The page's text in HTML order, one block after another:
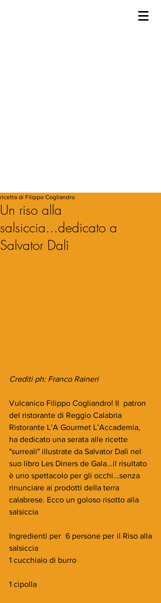
Un riso alla
salsiccia...dedicato a
Salvator Dalì
ricetta di Filippo Cogliandro
Crediti ph: Franco Raineri
Vulcanico Filippo Cogliandro! Il  patron
del ristorante di Reggio Calabria
Ristorante L’A Gourmet L’Accademia,
ha dedicato una serata alle ricette
"surreali" illustrate da Salvator Dalì nel
suo libro Les Diners de Gala...il risultato
è uno spettacolo per gli occhi...senza
rinunciare ai prodotti della terra
calabrese. Ecco un goloso risotto alla
salsiccia
Ingredienti per  6 persone per il Riso alla
salsiccia
1 cucchiaio di burro
1 cipolla